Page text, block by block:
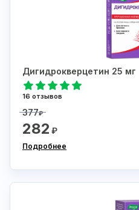
Дигидрокверцетин 25 мг
16 отзывов
377₽
282 ₽
Подробнее